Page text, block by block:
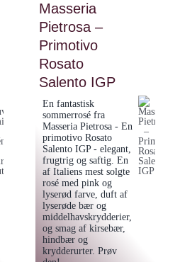
Demi
Sec
antal
Masseria
Pietrosa –
Primotivo
Rosato
Salento IGP
En fantastisk
sommerrosé fra
Masseria Pietrosa - En
primotivo Rosato
Salento IGP - elegant,
frugtrig og saftig. En
af Italiens mest solgte
rosé med pink og
lyserød farve, duft af
lyserøde bær og
middelhavskrydderier,
og smag af kirsebær,
hindbær og
krydderurter. Prøv